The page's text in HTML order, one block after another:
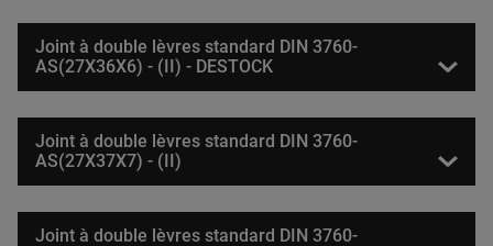
Joint à double lèvres standard DIN 3760-
AS(27X36X6) - (II) - DESTOCK
Joint à double lèvres standard DIN 3760-
AS(27X37X7) - (II)
Joint à double lèvres standard DIN 3760-